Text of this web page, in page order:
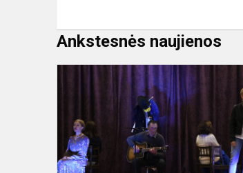
Ankstesnės naujienos